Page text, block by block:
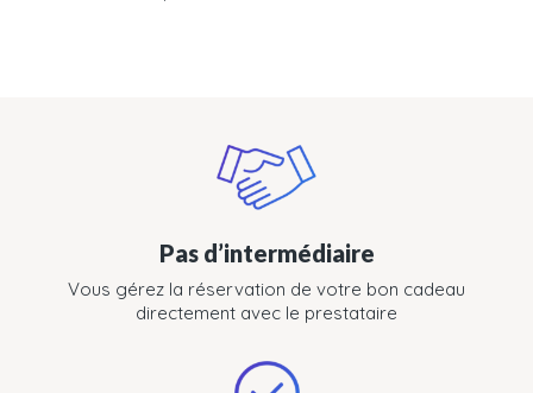
Pas d’intermédiaire
Vous gérez la réservation de votre bon cadeau
directement avec le prestataire